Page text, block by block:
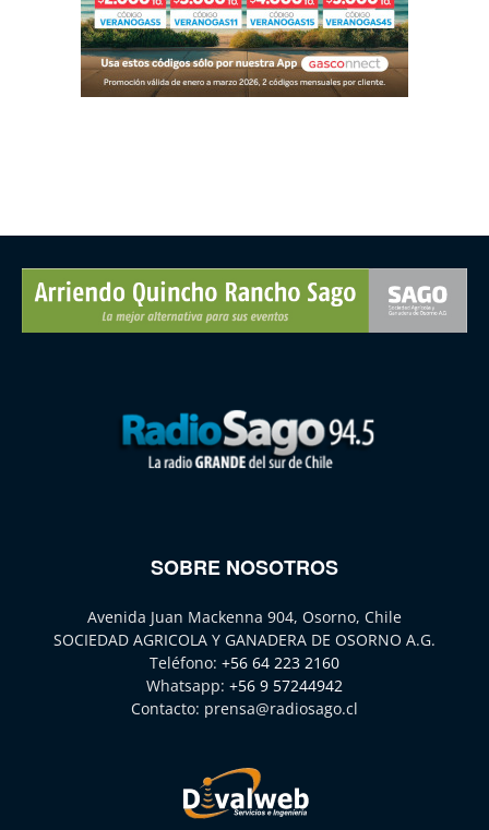
SOBRE NOSOTROS
Avenida Juan Mackenna 904, Osorno, Chile
SOCIEDAD AGRICOLA Y GANADERA DE OSORNO A.G.
Teléfono: +56 64 223 2160
Whatsapp: +56 9 57244942
Contacto: prensa@radiosago.cl